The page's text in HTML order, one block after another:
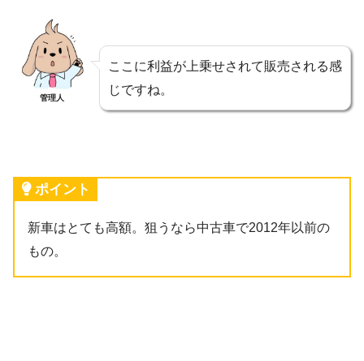
管理人
ここに利益が上乗せされて販売される感
じですね。
ポイント
新車はとても高額。狙うなら中古車で2012年以前の
もの。